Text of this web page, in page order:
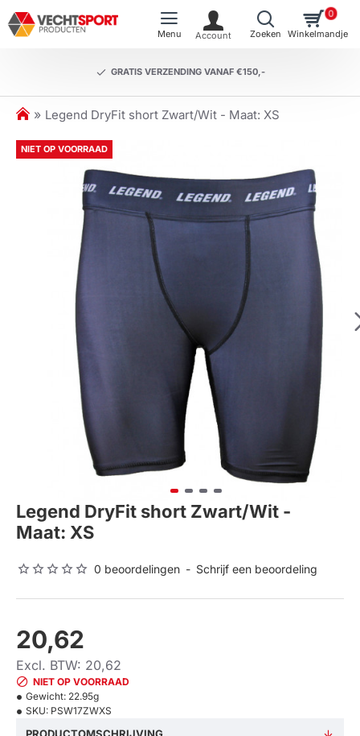
GRATIS VERZENDING VANAF €150,-
0
h
m
Legend DryFit short Zwart/Wit - Maat: XS
NIET OP VOORRAAD
Legend DryFit short Zwart/Wit -
Maat: XS
0 beoordelingen - Schrijf een beoordeling
20,62
Excl. BTW: 20,62
NIET OP VOORRAAD
Gewicht: 22.95g
SKU: PSW17ZWXS